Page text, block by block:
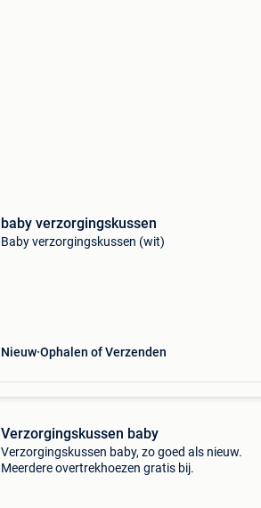
baby verzorgingskussen
Baby verzorgingskussen (wit)
Nieuw Ophalen of Verzenden
Verzorgingskussen baby
Verzorgingskussen baby, zo goed als nieuw.
Meerdere overtrekhoezen gratis​ bij.